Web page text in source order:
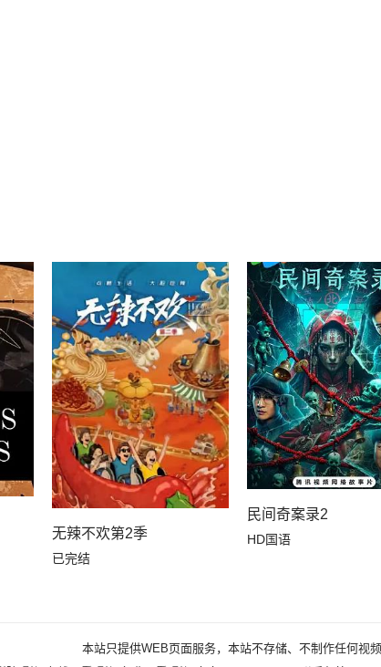
无辣不欢第2季
已完结
民间奇案录2
HD国语
本站只提供WEB页面服务，本站不存储、不制作任何视频